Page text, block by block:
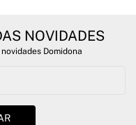
NOVIDADES
Domidona